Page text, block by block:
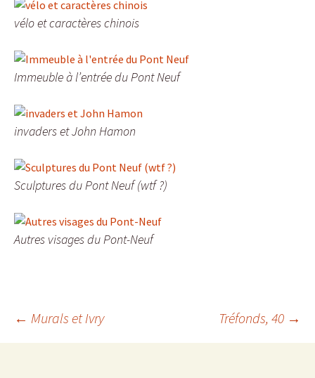
vélo et caractères chinois
Immeuble à l’entrée du Pont Neuf
invaders et John Hamon
Sculptures du Pont Neuf (wtf ?)
Autres visages du Pont-Neuf
Navigation
← Murals et Ivry Tréfonds, 40 →